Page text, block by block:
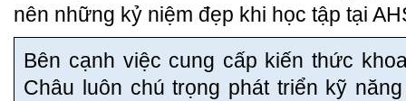
nên những kỷ niệm đẹp khi học tập tại
Bên cạnh việc cung cấp kiến thức
Châu luôn chú trọng phát triển kỹ